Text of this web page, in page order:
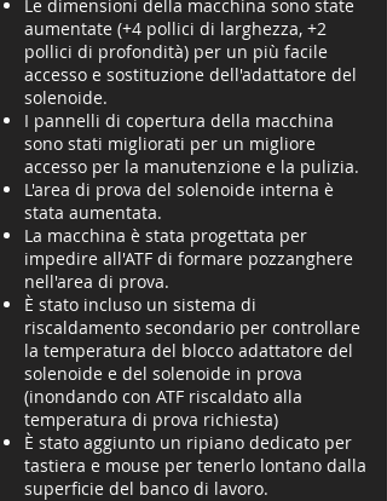
Le dimensioni della macchina sono state
aumentate (+4 pollici di larghezza, +2
pollici di profondità) per un più facile
accesso e sostituzione dell'adattatore del
solenoide.
I pannelli di copertura della macchina
sono stati migliorati per un migliore
accesso per la manutenzione e la pulizia.
L'area di prova del solenoide interna è
stata aumentata.
La macchina è stata progettata per
impedire all'ATF di formare pozzanghere
nell'area di prova.
È stato incluso un sistema di
riscaldamento secondario per controllare
la temperatura del blocco adattatore del
solenoide e del solenoide in prova
(inondando con ATF riscaldato alla
temperatura di prova richiesta)
È stato aggiunto un ripiano dedicato per
tastiera e mouse per tenerlo lontano dalla
superficie del banco di lavoro.